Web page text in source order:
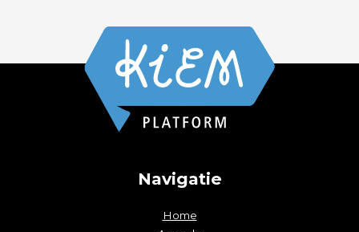
Navigatie
Home